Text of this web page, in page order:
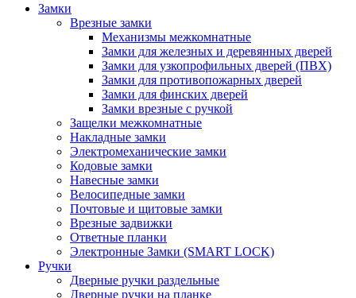
Замки
Врезные замки
Механизмы межкомнатные
Замки для железных и деревянных дверей
Замки для узкопрофильных дверей (ПВХ)
Замки для противопожарных дверей
Замки для финских дверей
Замки врезные с ручкой
Защелки межкомнатные
Накладные замки
Электромеханические замки
Кодовые замки
Навесные замки
Велосипедные замки
Почтовые и щитовые замки
Врезные задвижки
Ответные планки
Электронные Замки (SMART LOCK)
Ручки
Дверные ручки раздельные
Дверные ручки на планке